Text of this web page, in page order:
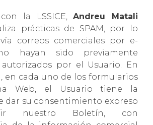
la LSSICE,Andreu Matali
prácticas de SPAM, por lo
correos comerciales por e-
hayan sido previamente
por el Usuario. En
en cada uno de los formularios
Web, el Usuario tiene la
dar su consentimiento expreso
nuestro Boletín, con